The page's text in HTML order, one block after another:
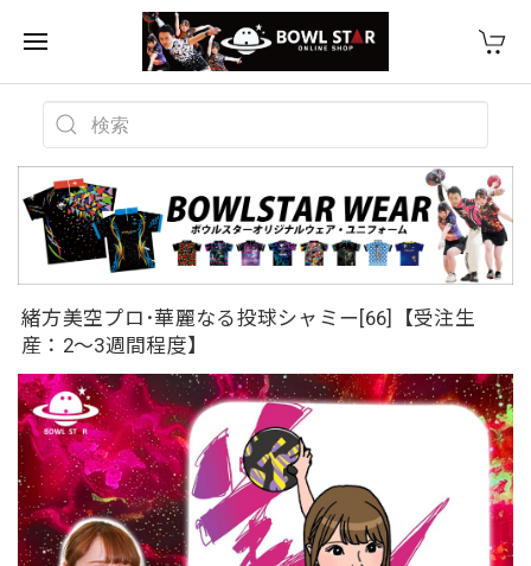
緒方美空プロ･華麗なる投球シャミー[66]【受注生
産：2〜3週間程度】